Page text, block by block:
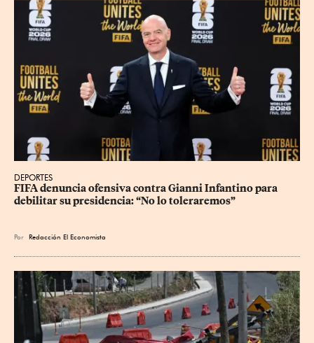
DEPORTES
FIFA denuncia ofensiva contra Gianni Infantino para
debilitar su presidencia: “No lo toleraremos”
Por Redacción El Economista